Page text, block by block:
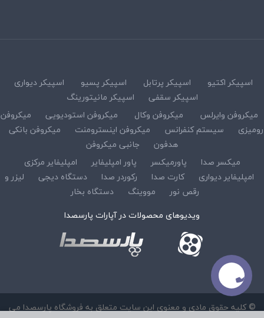
اسپیکر اکتیو اسپیکر پرتابل اسپیکر پسیو
اسپیکر دیواری
اسپیکر سقفی
اسپیکر مانیتورینگ
میکروفن وایرلس
میکروفن وکال میکروفن استودیویی
میکروفن
رومیزی
سیستم کنفرانس میکروفن اینسترومنت
میکروفن بانکی
هدفون
جانبی میکروفن
میکسر صدا
پاورمیکسر پاور امپلیفایر
امپلیفایر مرکزی
امپلیفایر دیواری
کارت صدا رکوردر صدا دستگاه دیجی
لیزر و
رقص نور
مووینگ
دستگاه بخار
ویدیوهای محصولات در آپارات پارسصدا
© کلیه حقوق مادی و معنوی این سایت متعلق به فروشگاه پارسصدا می